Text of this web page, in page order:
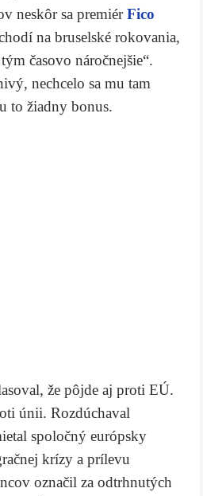
neskôr sa premiérFico
na bruselské rokovania,
časovo náročnejšie“.
nechcelo sa mu tam
to žiadny bonus.
že pôjde aj proti EÚ.
únii. Rozdúchaval
spoločný európsky
krízy a prílevu
označil za odtrhnutých